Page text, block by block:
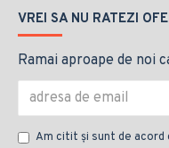
VREI SA NU RATEZI
Ramai aproape de noi
Am citit şi sunt de acord